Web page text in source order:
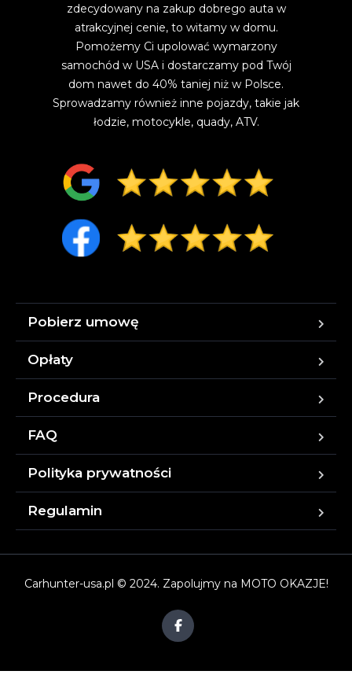
zdecydowany na zakup dobrego auta w
atrakcyjnej cenie, to witamy w domu.
Pomożemy Ci upolować wymarzony
samochód w USA i dostarczamy pod Twój
dom nawet do 40% taniej niż w Polsce.
Sprowadzamy również inne pojazdy, takie jak
łodzie, motocykle, quady, ATV.
Pobierz umowę
Opłaty
Procedura
FAQ
Polityka prywatności
Regulamin
Carhunter-usa.pl © 2024. Zapolujmy na MOTO OKAZJE!